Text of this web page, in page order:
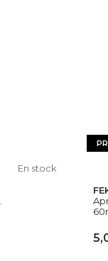
En stock